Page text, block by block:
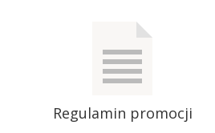
Regulamin promocji